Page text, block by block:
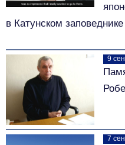
в Катунском заповеднике
9
7